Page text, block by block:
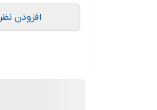
افزودن نظر